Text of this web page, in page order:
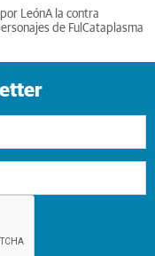
LeónA la contra
de Ful Cataplasma